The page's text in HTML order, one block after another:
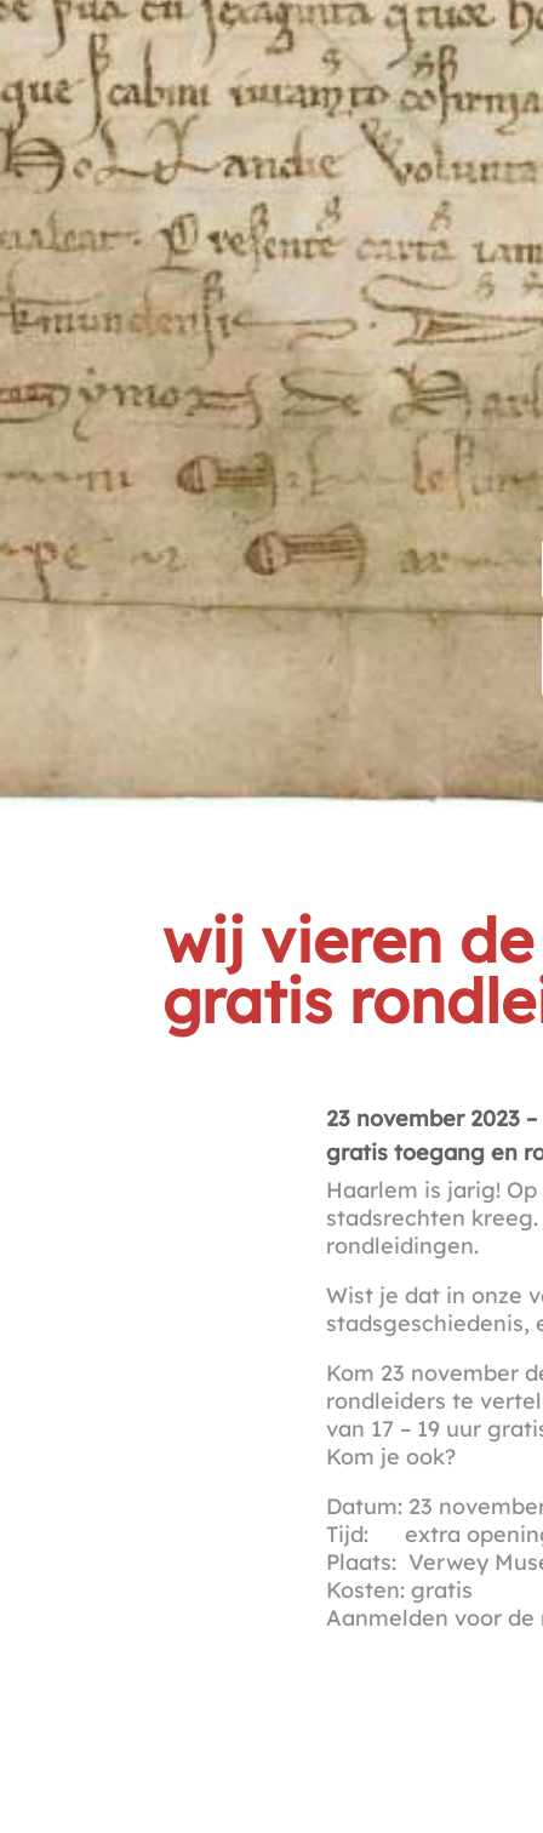
wij vieren
gratis
23 november 2023
gratis toegang en
Haarlem is jarig!
stadsrechten
rondleidingen.
Wist je dat in onze
stadsgeschiedenis,
Kom 23 november
rondleiders te
van 17 – 19 uur
Kom je ook?
Datum: 23
Tijd: extra opening
Plaats: Verwey
Kosten: gratis
Aanmelden voor